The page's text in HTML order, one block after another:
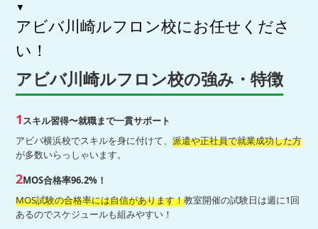
▼
アビバ川崎ルフロン校にお任せくださ
い！
アビバ川崎ルフロン校の強み・特徴
1スキル習得〜就職まで一貫サポート
アビバ横浜校でスキルを身に付けて、派遣や正社員で就業成功した方
が多数いらっしゃいます。
2MOS合格率96.2%！
MOS試験の合格率には自信があります！教室開催の試験日は週に1回
あるのでスケジュールも組みやすい！